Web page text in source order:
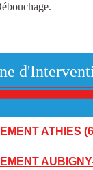
ATHIES